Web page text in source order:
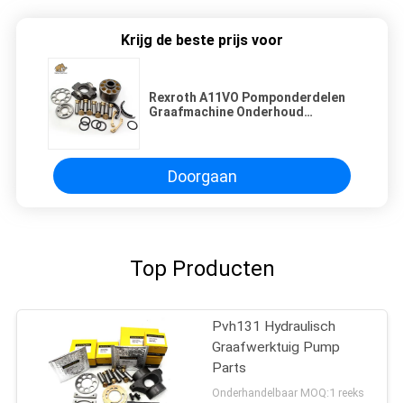
Krijg de beste prijs voor
Rexroth A11VO Pomponderdelen
Graafmachine Onderhoud
Doorgaan
Top Producten
Pvh131 Hydraulisch
Graafwerktuig Pump
Parts
Onderhandelbaar MOQ:1 reeks